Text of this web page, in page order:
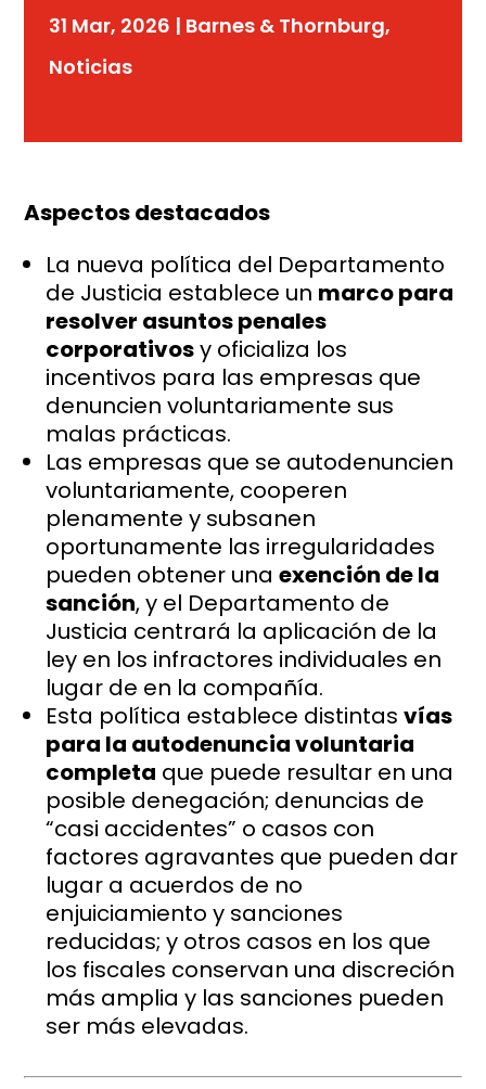
31 Mar, 2026 | Barnes & Thornburg,
Noticias
Aspectos destacados
La nueva política del Departamento
de Justicia establece un marco para
resolver asuntos penales
corporativosy oficializa los
incentivos para las empresas que
denuncien voluntariamente sus
malas prácticas.
Las empresas que se autodenuncien
voluntariamente, cooperen
plenamente y subsanen
oportunamente las irregularidades
pueden obtener unaexención de la
sanción, y el Departamento de
Justicia centrará la aplicación de la
ley en los infractores individuales en
lugar de en la compañía.
Esta política establece distintasvías
para la autodenuncia voluntaria
completa que puede resultar en una
posible denegación; denuncias de
“casi accidentes” o casos con
factores agravantes que pueden dar
lugar a acuerdos de no
enjuiciamiento y sanciones
reducidas; y otros casos en los que
los fiscales conservan una discreción
más amplia y las sanciones pueden
ser más elevadas.